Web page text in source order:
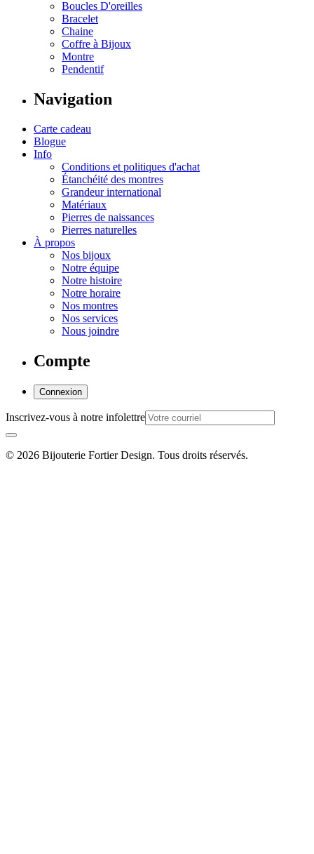
Boucles D'oreilles
Bracelet
Chaine
Coffre à Bijoux
Montre
Pendentif
Navigation
Carte cadeau
Blogue
Info
Conditions et politiques d'achat
Étanchéité des montres
Grandeur international
Matériaux
Pierres de naissances
Pierres naturelles
À propos
Nos bijoux
Notre équipe
Notre histoire
Notre horaire
Nos montres
Nos services
Nous joindre
Compte
Connexion
Inscrivez-vous à notre infolettre
© 2026 Bijouterie Fortier Design. Tous droits réservés.